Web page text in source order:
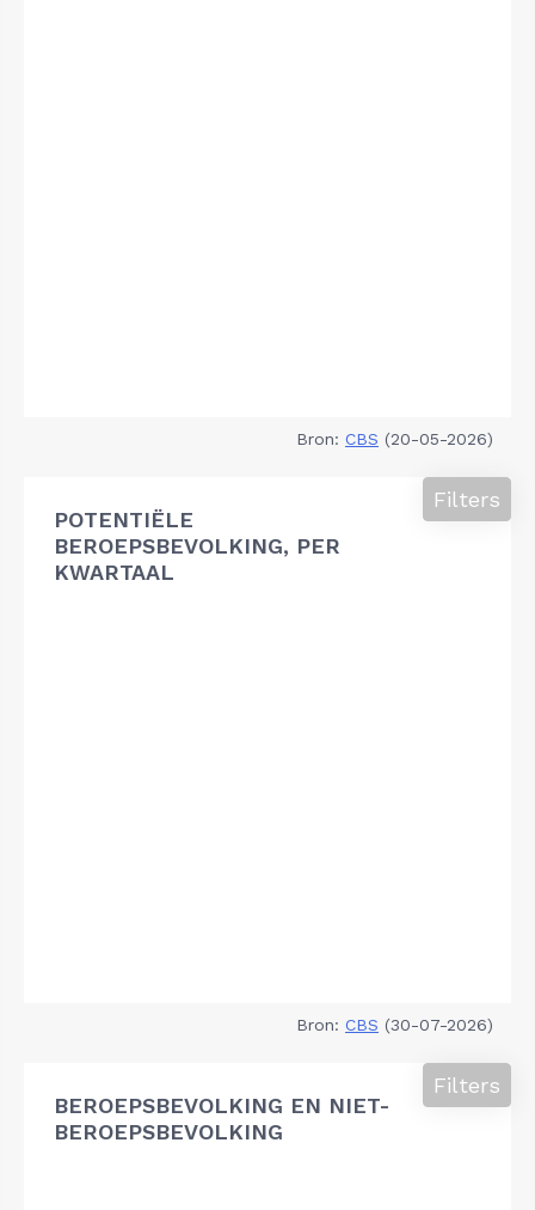
Bron: CBS (20-05-2026)
POTENTIËLE
BEROEPSBEVOLKING, PER
KWARTAAL
Filters
Bron: CBS (30-07-2026)
BEROEPSBEVOLKING EN NIET-
BEROEPSBEVOLKING
Filters